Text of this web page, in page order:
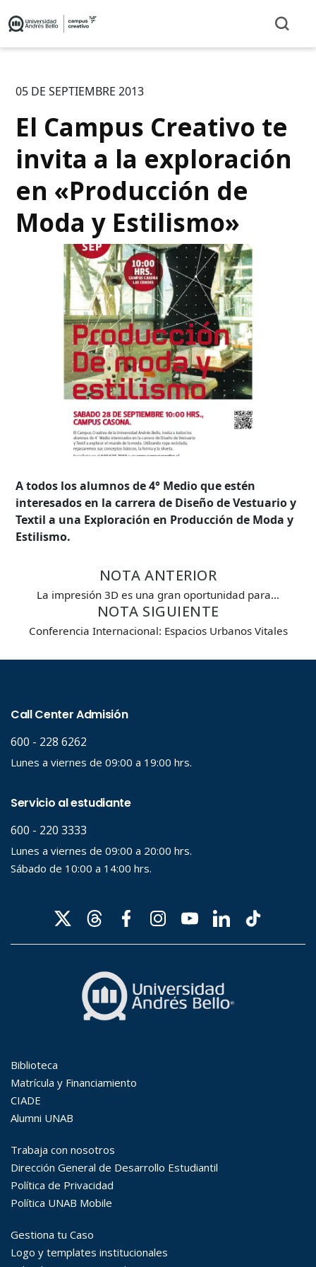
05 DE SEPTIEMBRE 2013
El Campus Creativo te
invita a la exploración
en «Producción de
Moda y Estilismo»
A todos los alumnos de 4° Medio que estén
interesados en la carrera de Diseño de Vestuario y
Textil a una Exploración en Producción de Moda y
Estilismo.
NOTA ANTERIOR
La impresión 3D es una gran oportunidad para…
NOTA SIGUIENTE
Conferencia Internacional: Espacios Urbanos Vitales
Búsqueda Avanzada
Carrera
Desde...